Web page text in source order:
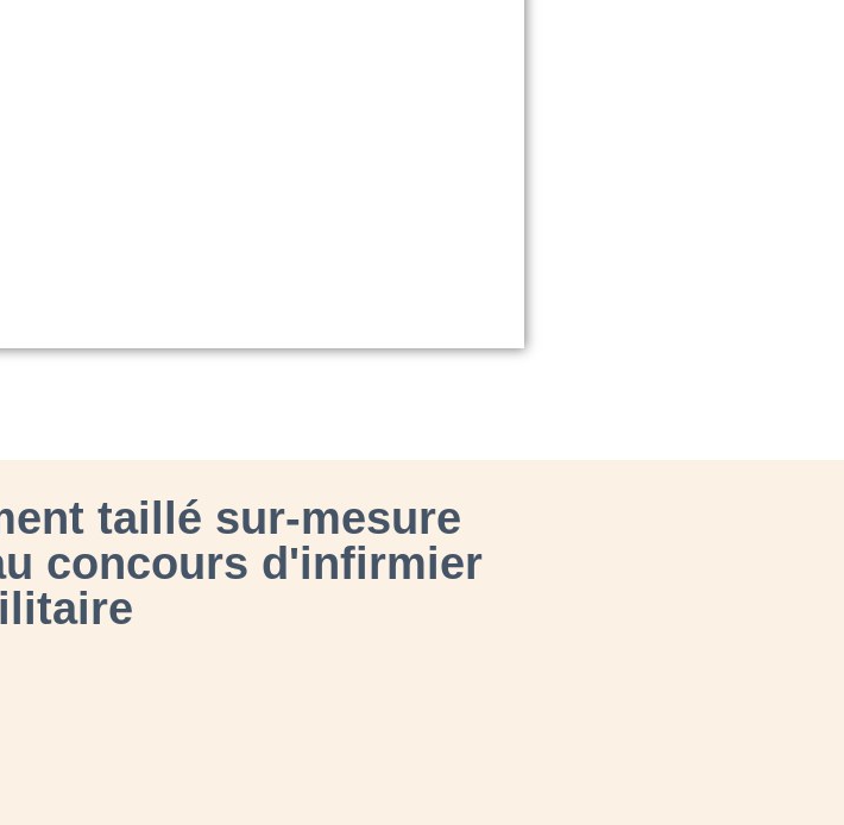
taillé sur-mesure
concours d'infirmier